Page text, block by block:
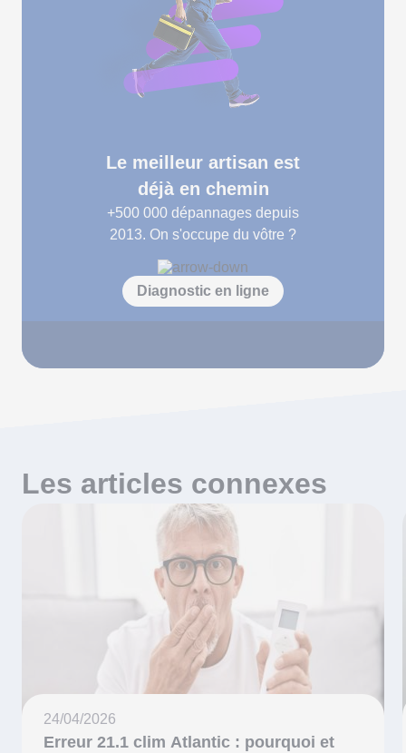
Le meilleur artisan est
déjà en chemin
+500 000 dépannages depuis
2013. On s'occupe du vôtre ?
Diagnostic en ligne
Les articles connexes
24/04/2026
Erreur 21.1 clim Atlantic : pourquoi et